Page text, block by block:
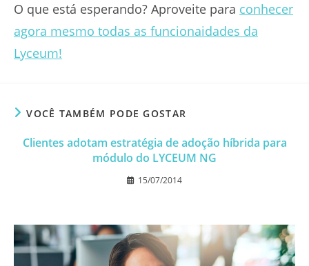
O que está esperando? Aproveite para conhecer
agora mesmo todas as funcionaidades da
Lyceum!
VOCÊ TAMBÉM PODE GOSTAR
Clientes adotam estratégia de adoção híbrida para
módulo do LYCEUM NG
15/07/2014